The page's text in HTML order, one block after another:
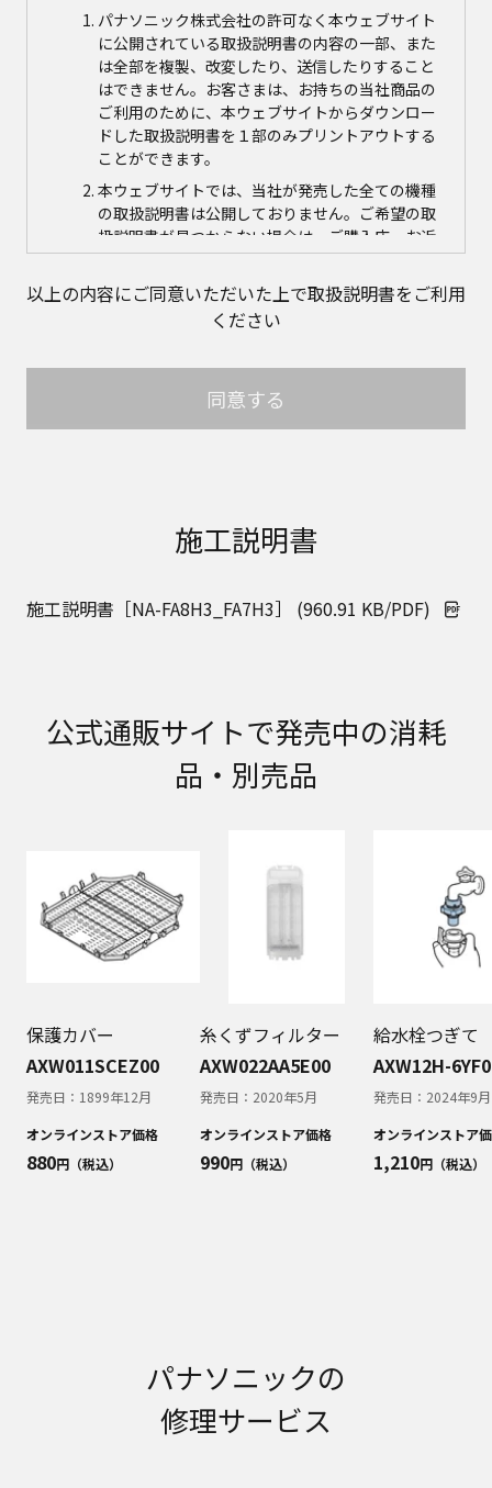
パナソニック株式会社の許可なく本ウェブサイト
に公開されている取扱説明書の内容の一部、また
は全部を複製、改変したり、送信したりすること
はできません。お客さまは、お持ちの当社商品の
ご利用のために、本ウェブサイトからダウンロー
ドした取扱説明書を１部のみプリントアウトする
ことができます。
本ウェブサイトでは、当社が発売した全ての機種
の取扱説明書は公開しておりません。ご希望の取
扱説明書が見つからない場合は、ご購入店、お近
くの当社商品の取扱店、または当社サービス会社
に直接お問い合わせの上、ご購入いただきますよ
うお願いいたします。ただし、商品自体の生産中
止などの理由により、当該商品につき取扱説明書
めご了承ください。
本ウェブサイトに公開されている取扱説明書の対
象商品が生産中止などの理由でご購入できない場
のお取り扱いについて。パナソニック株式会社お
ために利用し、その記録を残すことがあります。
なお、本ウェブサイトに公開されている取扱説明
書は、原則として商品が発売された当初のものを
掲載しています。したがいまして、会社名やお客
様ご相談窓口の連絡先などが変更されている場合
の仕様がその後のマイナーチェンジにより、異な
る場合があります。本ウェブサイトに公開されて
いる取扱説明書の内容とお手持ちの商品の仕様に
相違がある場合は、ご購入店、お近くの当社商品
の取扱店、または当社サービス会社に直接お問い
予告なく、発売当初のものに代えて、改訂版を本
ウェブサイトに掲載する場合もあります。ただ
し、本ウェブサイトに公開されている取扱説明書
は、商品本体に同梱する取扱説明書の変更の度に
商品には、取扱説明書を補足する操作ガイドなど
の印刷物が同梱されていることがありますが、本
取扱説明書中に記載する安全上のご注意は、法的
規制などの変化に応じて変更する場合がありま
す。お手持ちの商品に関し、本ウェブサイトに公
以上の内容にご同意いただいた上で取扱説明書をご利用
ください
同意する
施工説明書
施工説明書［NA-FA8H3_FA7H3］ (960.91 KB/PDF)
公式通販サイトで発売中の消耗
品・別売品
保護カバー
AXW011SCEZ00
発売日： 1899年12月
オンラインストア価格
880円（税込）
糸くずフィルター
AXW022AA5E00
発売日： 2020年5月
オンラインストア価格
990円（税込）
給水栓つぎて
AXW12H-6YF0
発売日： 2024年9月
オンラインストア
1,210円（税込）
パナソニックの
修理サービス